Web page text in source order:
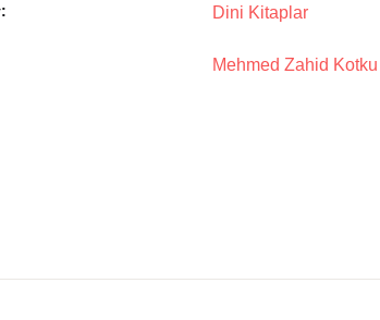
Dini Kitaplar
Mehmed Zahid Kotku